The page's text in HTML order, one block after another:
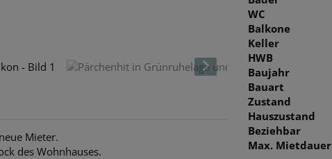
Mieter.
des Wohnhauses.
WC
Balkone
Keller
HWB
Baujahr
Bauart
Zustand
Hauszustand
Beziehbar
Max. Mietdauer